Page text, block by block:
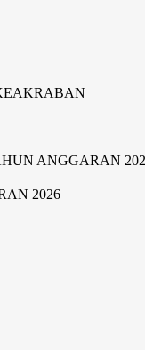
ANGGARAN
2026